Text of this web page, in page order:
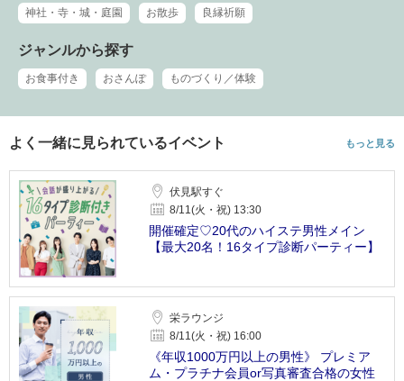
神社・寺・城・庭園 お散歩 良縁祈願
ジャンルから探す
お食事付き おさんぽ ものづくり／体験
よく一緒に見られているイベント もっと見る
伏見駅すぐ
8/11(火・祝) 13:30
開催確定♡20代のハイステ男性メイン
【最大20名！16タイプ診断パーティー】
栄ラウンジ
8/11(火・祝) 16:00
《年収1000万円以上の男性》 プレミア
ム・プラチナ会員or写真審査合格の女性